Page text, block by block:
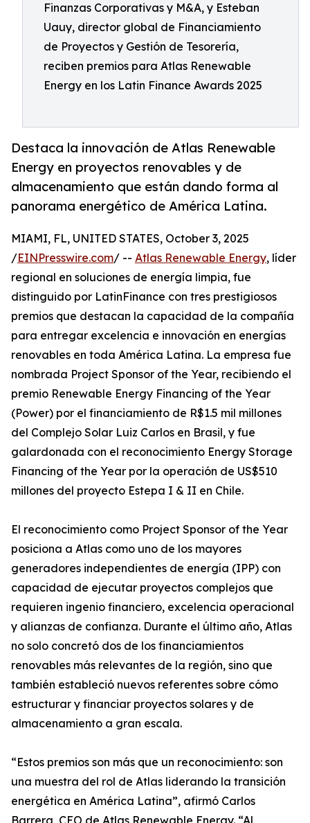
Finanzas Corporativas y M&A, y Esteban
Uauy, director global de Financiamiento
de Proyectos y Gestión de Tesorería,
reciben premios para Atlas Renewable
Energy en los Latin Finance Awards 2025
Destaca la innovación de Atlas Renewable
Energy en proyectos renovables y de
almacenamiento que están dando forma al
panorama energético de América Latina.
MIAMI, FL, UNITED STATES, October 3, 2025
/EINPresswire.com/ -- Atlas Renewable Energy, líder
regional en soluciones de energía limpia, fue
distinguido por LatinFinance con tres prestigiosos
premios que destacan la capacidad de la compañía
para entregar excelencia e innovación en energías
renovables en toda América Latina. La empresa fue
nombrada Project Sponsor of the Year, recibiendo el
premio Renewable Energy Financing of the Year
(Power) por el financiamiento de R$1.5 mil millones
del Complejo Solar Luiz Carlos en Brasil, y fue
galardonada con el reconocimiento Energy Storage
Financing of the Year por la operación de US$510
millones del proyecto Estepa I & II en Chile.
El reconocimiento como Project Sponsor of the Year
posiciona a Atlas como uno de los mayores
generadores independientes de energía (IPP) con
capacidad de ejecutar proyectos complejos que
requieren ingenio financiero, excelencia operacional
y alianzas de confianza. Durante el último año, Atlas
no solo concretó dos de los financiamientos
renovables más relevantes de la región, sino que
también estableció nuevos referentes sobre cómo
estructurar y financiar proyectos solares y de
almacenamiento a gran escala.
“Estos premios son más que un reconocimiento: son
una muestra del rol de Atlas liderando la transición
energética en América Latina”, afirmó Carlos